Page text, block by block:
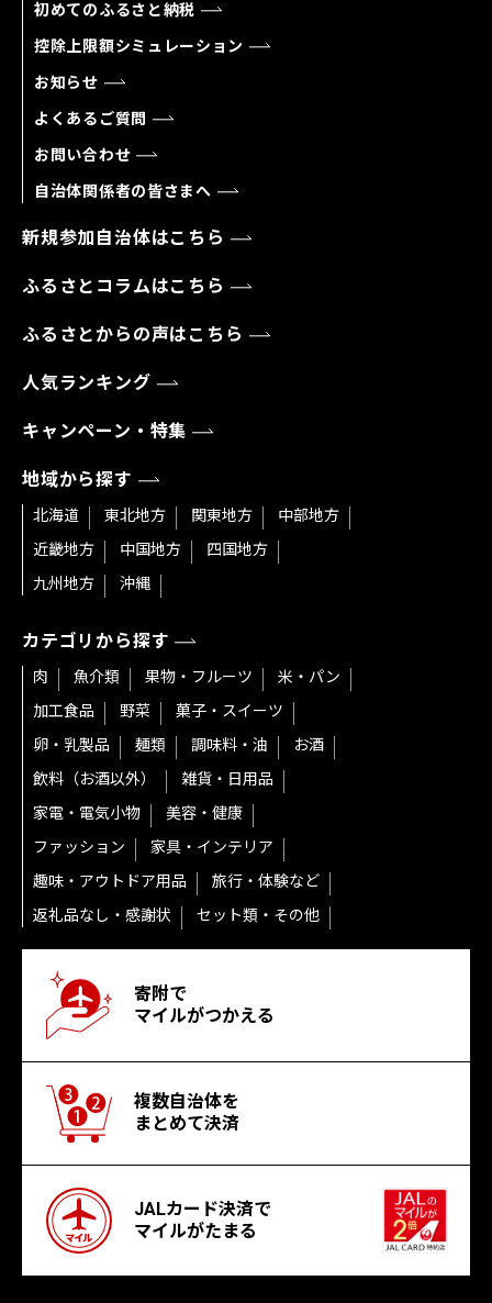
初めてのふるさと納税
控除上限額シミュレーション
お知らせ
よくあるご質問
お問い合わせ
自治体関係者の皆さまへ
新規参加自治体はこちら
ふるさとコラムはこちら
ふるさとからの声はこちら
人気ランキング
キャンペーン・特集
地域から探す
北海道 東北地方 関東地方
中部地方
近畿地方
中国地方
四国地方
九州地方
沖縄
カテゴリから探す
肉 魚介類 果物・フルーツ
米・パン
加工食品
野菜
菓子・スイーツ
卵・乳製品
麺類 調味料・油
お酒
飲料（お酒以外）
雑貨・日用品
家電・電気小物
美容・健康
ファッション
家具・インテリア
趣味・アウトドア用品
旅行・体験など
返礼品なし・感謝状
セット類・その他
寄附で
マイルがつかえる
複数自治体を
まとめて決済
JALカード決済で
マイルがたまる